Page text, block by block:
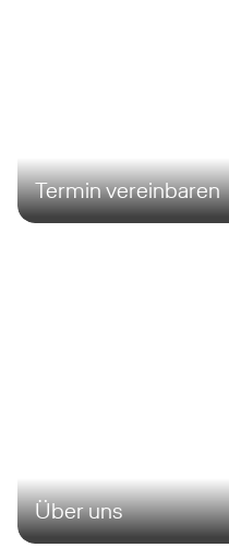
Termin vereinbaren
Über uns